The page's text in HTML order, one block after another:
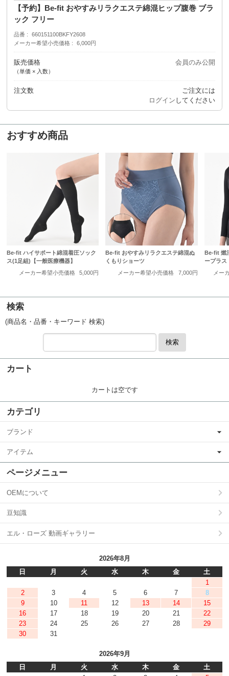
【予約】Be-fit おやすみリラクエステ綿混ヒップ腹巻 ブラ
ック フリー
品番
660151100BKFY2608
メーカー希望小売価格
6,000円
販売価格
（単価 × 入数）
会員のみ公開
注文数
ご注文には
ログイン してください
おすすめ商品
Be-fit ハイサポート綿混着圧ソック
ス(1足組)【一般医療機器】
メーカー希望小売価格
5,000円
Be-fit おやすみリラクエステ綿混ぬ
くもりショーツ
メーカー希望小売価格
7,000円
Be-fit 燃
ープラス
メー
検索
(商品名・品番・キーワード 検索)
検索
カート
カートは空です
カテゴリ
ブランド
アイテム
ページメニュー
OEMについて
豆知識
エル・ローズ 動画ギャラリー
2026年8月
日
月 火 水 木 金
土
1
2
3 4 5 6 7
8
9
10 11 12 13 14
15
16
17 18 19 20 21
22
23
24 25 26 27 28
29
30
31
2026年9月
日
月 火 水 木 金
土